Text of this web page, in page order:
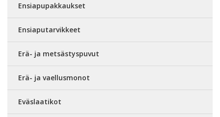
Ensiapupakkaukset
Ensiaputarvikkeet
Erä- ja metsästyspuvut
Erä- ja vaellusmonot
Eväslaatikot